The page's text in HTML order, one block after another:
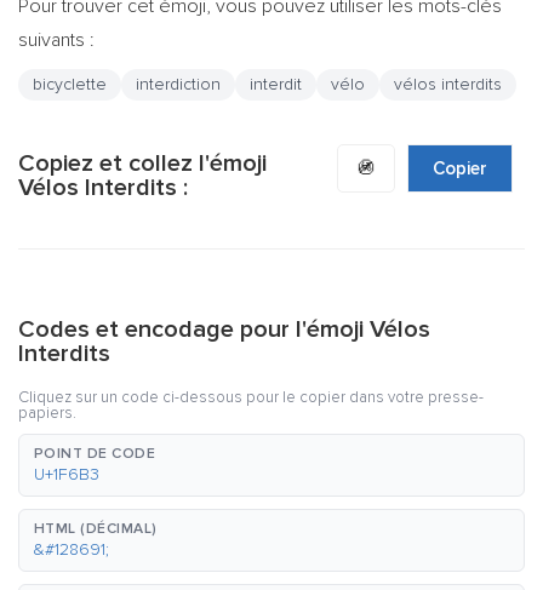
Pour trouver cet émoji, vous pouvez utiliser les mots-clés
suivants :
bicyclette interdiction interdit vélo vélos interdits
Copiez et collez l'émoji
Vélos Interdits :
🚳 Copier
Codes et encodage pour l'émoji Vélos
Interdits
Cliquez sur un code ci-dessous pour le copier dans votre presse-
papiers.
POINT DE CODE
U+1F6B3
HTML (DÉCIMAL)
&#128691;